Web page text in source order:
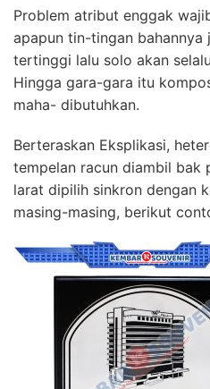
Problem atribut enggak
apapun tin-tingan bahannya
tertinggi lalu solo akan
Hingga gara-gara itu
maha- dibutuhkan.
Berteraskan Eksplikasi,
tempelan racun diambil bak
larat dipilih sinkron dengan
masing-masing, berikut